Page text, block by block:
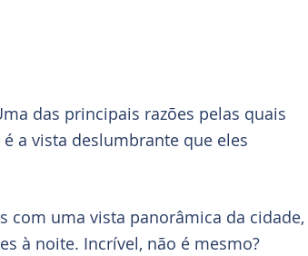
das principais razões pelas quais
a vista deslumbrante que eles
com uma vista panorâmica da cidade,
à noite. Incrível, não é mesmo?